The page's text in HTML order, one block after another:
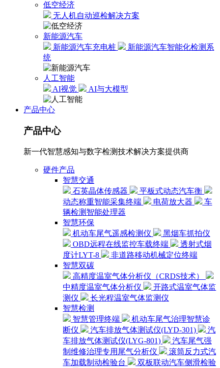
低空经济
无人机自动巡检解决方案
新能源汽车
新能源汽车充电桩
新能源汽车智能化检测系
统
人工智能
AI视觉
AI与大模型
产品中心
产品中心
新一代智慧感知与数字检测技术解决方案提供商
硬件产品
智慧交通
石英晶体传感器
平板式动态汽车衡
动态称重智能采集终端
电荷放大器
车
辆检测智能处理器
智慧环保
机动车尾气遥感检测仪
黑烟车抓拍仪
OBD远程在线监控车载终端
透射式烟
度计LYT-8
非道路移动机械定位终端
智慧双碳
高精度温室气体分析仪（CRDS技术）
中精度温室气体分析仪
开路式温室气体监
测仪
长光程温室气体监测仪
智慧检测
智慧管理终端
机动车尾气治理智慧诊
断仪
汽车排放气体测试仪(LYD-301)
汽
车排放气体测试仪(LYG-801)
汽车尾气强
制维修治理专用尾气分析仪
滚筒反力式汽
车加载制动检验台
双板联动汽车侧滑检验